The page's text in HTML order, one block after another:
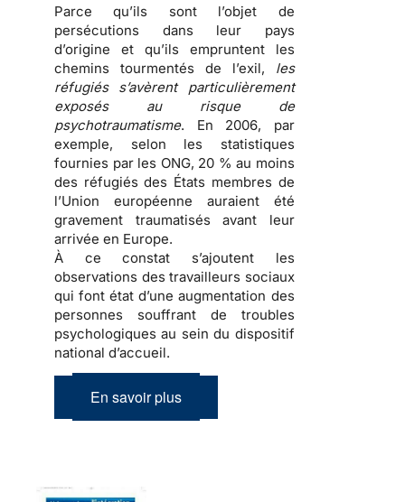
Parce qu’ils sont l’objet de
persécutions dans leur pays
d’origine et qu’ils empruntent les
chemins tourmentés de l’exil, les
réfugiés s’avèrent particulièrement
exposés au risque de
psychotraumatisme. En 2006, par
exemple, selon les statistiques
fournies par les ONG, 20 % au moins
des réfugiés des États membres de
l’Union européenne auraient été
gravement traumatisés avant leur
arrivée en Europe.
À ce constat s’ajoutent les
observations des travailleurs sociaux
qui font état d’uneaugmentation des
personnes souffrant de troubles
psychologiques au sein du dispositif
national d’accueil.
En savoir plus